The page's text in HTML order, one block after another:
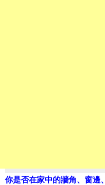
你是否在家中的牆角、窗邊、